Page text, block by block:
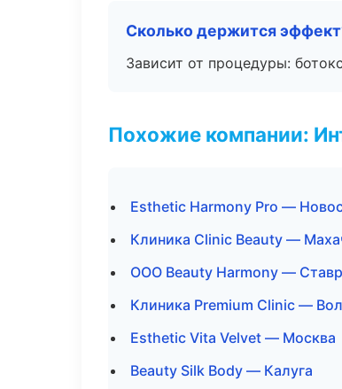
Сколько держится
Зависит от процедуры:
Похожие компании:
Esthetic Harmony Pro —
Клиника Clinic Beauty —
ООО Beauty Harmony —
Клиника Premium Clinic —
Esthetic Vita Velvet — Москва
Beauty Silk Body — Калуга